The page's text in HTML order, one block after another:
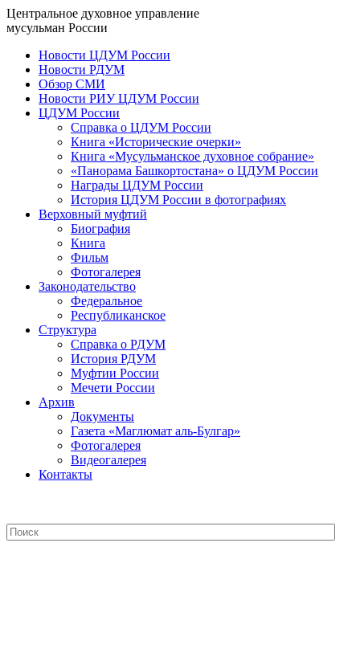
Центральное духовное управление
мусульман России
Новости ЦДУМ России
Новости РДУМ
Обзор СМИ
Новости РИУ ЦДУМ России
ЦДУМ России
Справка о ЦДУМ России
Книга «Исторические очерки»
Книга «Мусульманское духовное собрание»
«Панорама Башкортостана» о ЦДУМ России
Награды ЦДУМ России
История ЦДУМ России в фотографиях
Верховный муфтий
Биография
Книга
Фильм
Фотогалерея
Законодательство
Федеральное
Республиканское
Структура
Справка о РДУМ
История РДУМ
Муфтии России
Мечети России
Архив
Документы
Газета «Маглюмат аль-Булгар»
Фотогалерея
Видеогалерея
Контакты